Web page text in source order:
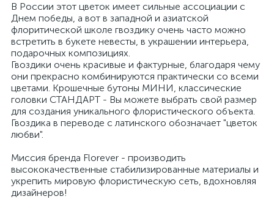
В России этот цветок имеет сильные ассоциации с
Днем победы, а вот в западной и азиатской
флоритической школе гвоздику очень часто можно
встретить в букете невесты, в украшении интерьера,
подарочных композициях.
Гвоздики очень красивые и фактурные, благодаря чему
они прекрасно комбинируются практически со всеми
цветами. Крошечные бутоны МИНИ, классические
головки СТАНДАРТ - Вы можете выбрать свой размер
для создания уникального флористического объекта.
Гвоздика в переводе с латинского обозначает "цветок
любви".
Миссия бренда Florever - производить
высококачественные стабилизированные материалы и
укрепить мировую флористическую сеть, вдохновляя
дизайнеров!